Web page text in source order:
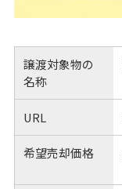
譲渡対象物の
名称
URL
希望売却価格